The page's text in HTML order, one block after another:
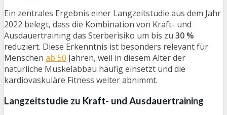
Ein zentrales Ergebnis einer Langzeitstudie aus dem Jahr
2022 belegt, dass die Kombination von Kraft- und
Ausdauertraining das Sterberisiko um bis zu 30 %
reduziert. Diese Erkenntnis ist besonders relevant für
Menschen ab 50 Jahren, weil in diesem Alter der
natürliche Muskelabbau häufig einsetzt und die
kardiovaskuläre Fitness weiter abnimmt.
Langzeitstudie zu Kraft- und Ausdauertraining